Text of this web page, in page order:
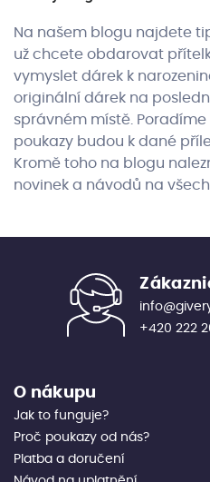
Na našem blogu najdete
už chcete obdarovat
vymyslet dárek k
originální dárek na
správném místě.
poukazy budou k dané
Kromě toho na blogu
novinek a návodů na
O nákupu
Jak to funguje?
Proč poukazy od nás?
Platba a doručení
+420 222